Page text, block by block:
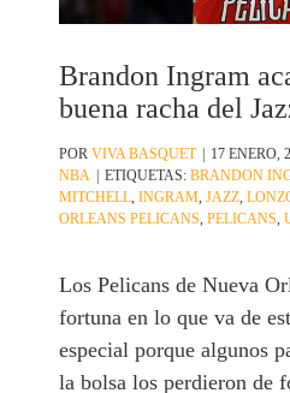
Brandon Ingram
buena racha del
PORVIVA BASQUET | 17 ENERO,
NBA | ETIQUETAS:BRANDON
MITCHELL ,INGRAM ,JAZZ ,
ORLEANS PELICANS ,PELICANS ,
Los Pelicans de Nueva
fortuna en lo que va de
especial porque algunos
la bolsa los perdieron de